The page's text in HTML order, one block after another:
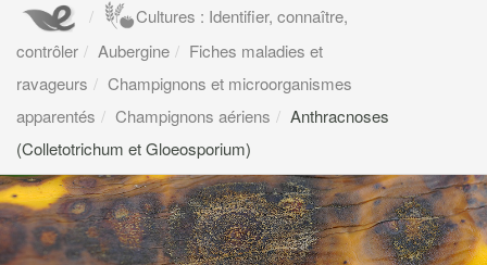
Cultures : Identifier, connaître,
contrôler
Aubergine
Fiches maladies et
ravageurs
Champignons et microorganismes
apparentés
Champignons aériens
Anthracnoses
(Colletotrichum et Gloeosporium)